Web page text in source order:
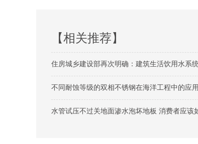
【相关推荐】
住房城乡建设部再次明确：建筑生活饮用水系
不同耐蚀等级的双相不锈钢在海洋工程中的应
水管试压不过关地面渗水泡坏地板 消费者应该